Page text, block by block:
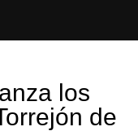
los
de